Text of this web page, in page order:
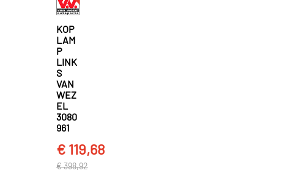
KOP
LAM
P
LINK
S
VAN
WEZ
EL
3080
961
€ 119,68
€ 398,92